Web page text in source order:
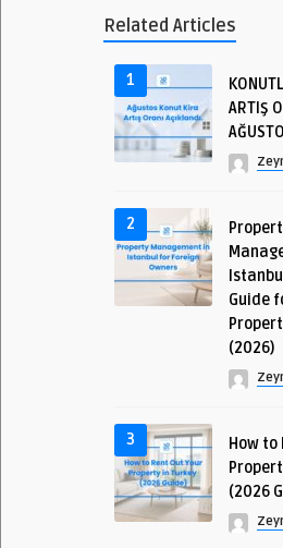
Related Articles
1
ARTIŞ
2
Guide
(2026)
3
How to
(2026